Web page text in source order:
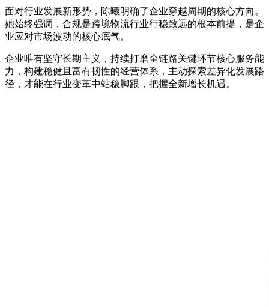
面对行业发展新形势，陈曦明确了企业穿越周期的核心方向。
她始终强调，合规是跨境物流行业行稳致远的根本前提，是企
业应对市场波动的核心底气。
企业唯有坚守长期主义，持续打磨全链路关键环节核心服务能
力，构建稳健且富有韧性的经营体系，主动探索差异化发展路
径，才能在行业变革中站稳脚跟，把握全新增长机遇。